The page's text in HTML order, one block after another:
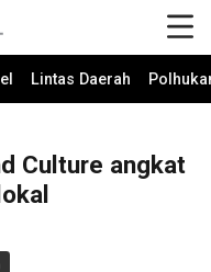
Lintas Daerah
Culture angkat